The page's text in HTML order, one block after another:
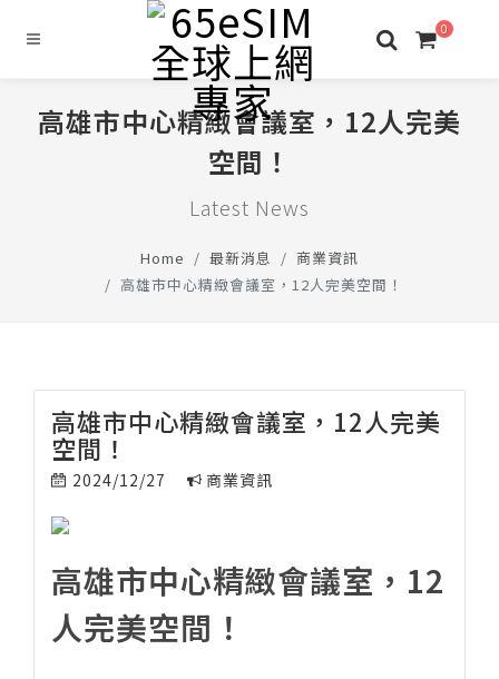
0
高雄市中心精緻會議室，12人完美
空間！
Latest News
Home 最新消息
商業資訊
高雄市中心精緻會議室，12人完美空間！
高雄市中心精緻會議室，12人完美
空間！
2024/12/27 商業資訊
高雄市中心精緻會議室，12
人完美空間！